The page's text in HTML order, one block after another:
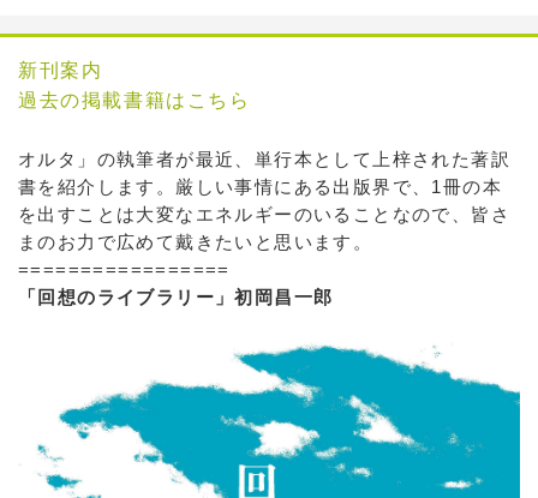
新刊案内
過去の掲載書籍はこちら
オルタ」の執筆者が最近、単行本として上梓された著訳
書を紹介します。厳しい事情にある出版界で、1冊の本
を出すことは大変なエネルギーのいることなので、皆さ
まのお力で広めて戴きたいと思います。
=================
「回想のライブラリー」初岡昌一郎